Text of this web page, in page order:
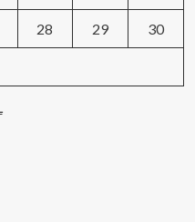
28 29 30